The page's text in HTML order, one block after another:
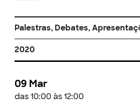
Palestras, Debates,
2020
09 Mar
das 10:00 às 12:00